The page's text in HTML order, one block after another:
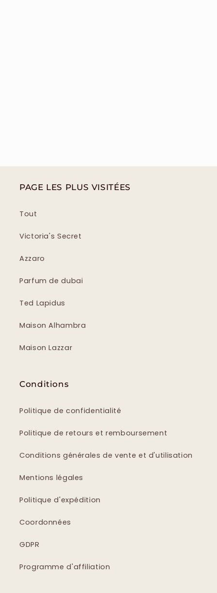
PAGE LES PLUS VISITÉES
Tout
Victoria's Secret
Azzaro
Parfum de dubai
Ted Lapidus
Maison Alhambra
Maison Lazzar
Conditions
Politique de confidentialité
Politique de retours et remboursement
Conditions générales de vente et d'utilisation
Mentions légales
Politique d'expédition
Coordonnées
GDPR
Programme d'affiliation